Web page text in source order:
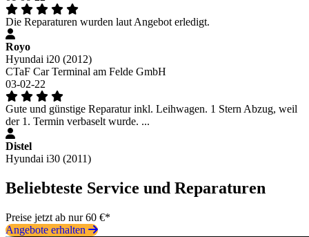
Die Reparaturen wurden laut Angebot erledigt.
Royo
Hyundai i20 (2012)
CTaF Car Terminal am Felde GmbH
03-02-22
Gute und günstige Reparatur inkl. Leihwagen. 1 Stern Abzug, weil
der 1. Termin verbaselt wurde. ...
Distel
Hyundai i30 (2011)
Beliebteste Service und Reparaturen
Preise jetzt ab nur 60 €*
Angebote erhalten